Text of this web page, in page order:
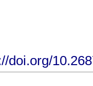
doi.org/